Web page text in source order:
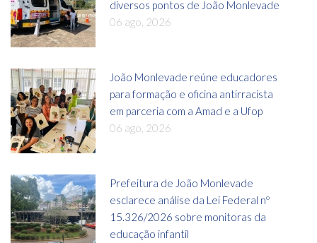
diversos pontos de João Monlevade
06 ago, 2026
João Monlevade reúne educadores
para formação e oficina antirracista
em parceria com a Amad e a Ufop
06 ago, 2026
Prefeitura de João Monlevade
esclarece análise da Lei Federal nº
15.326/2026 sobre monitoras da
educação infantil